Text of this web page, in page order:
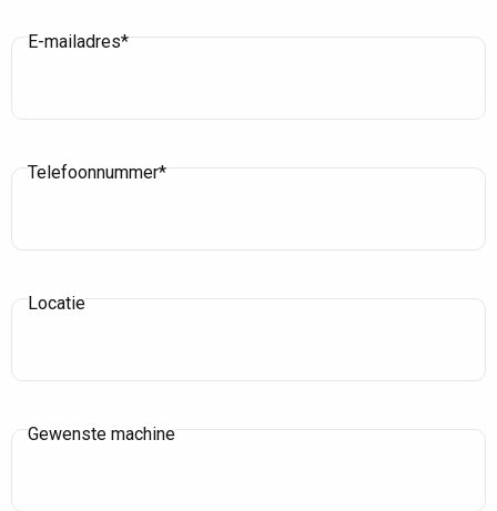
E-mailadres*
Telefoonnummer*
Locatie
Gewenste machine